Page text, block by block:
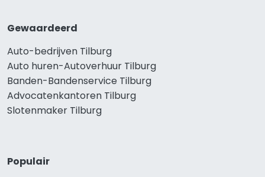
Gewaardeerd
Auto-bedrijven Tilburg
Auto huren-Autoverhuur Tilburg
Banden-Bandenservice Tilburg
Advocatenkantoren Tilburg
Slotenmaker Tilburg
Populair